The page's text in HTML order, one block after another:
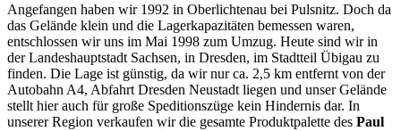
Angefangen haben wir 1992 in Oberlichtenau bei Pulsnitz. Doch da
das Gelände klein und die Lagerkapazitäten bemessen waren,
entschlossen wir uns im Mai 1998 zum Umzug. Heute sind wir in
der Landeshauptstadt Sachsen, in Dresden, im Stadtteil Übigau zu
finden. Die Lage ist günstig, da wir nur ca. 2,5 km entfernt von der
Autobahn A4, Abfahrt Dresden Neustadt liegen und unser Gelände
stellt hier auch für große Speditionszüge kein Hindernis dar. In
unserer Region verkaufen wir die gesamte Produktpalette des Paul